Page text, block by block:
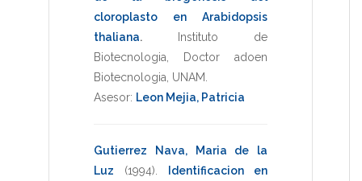
cloroplasto en Arabidopsis
thaliana.
Instituto de
Biotecnologia
Doctor adoen
Biotecnologia UNAM
Asesor: Leon Mejia, Patricia
Gutierrez Nava, Maria de la
Luz
(1994)
Identificacion en